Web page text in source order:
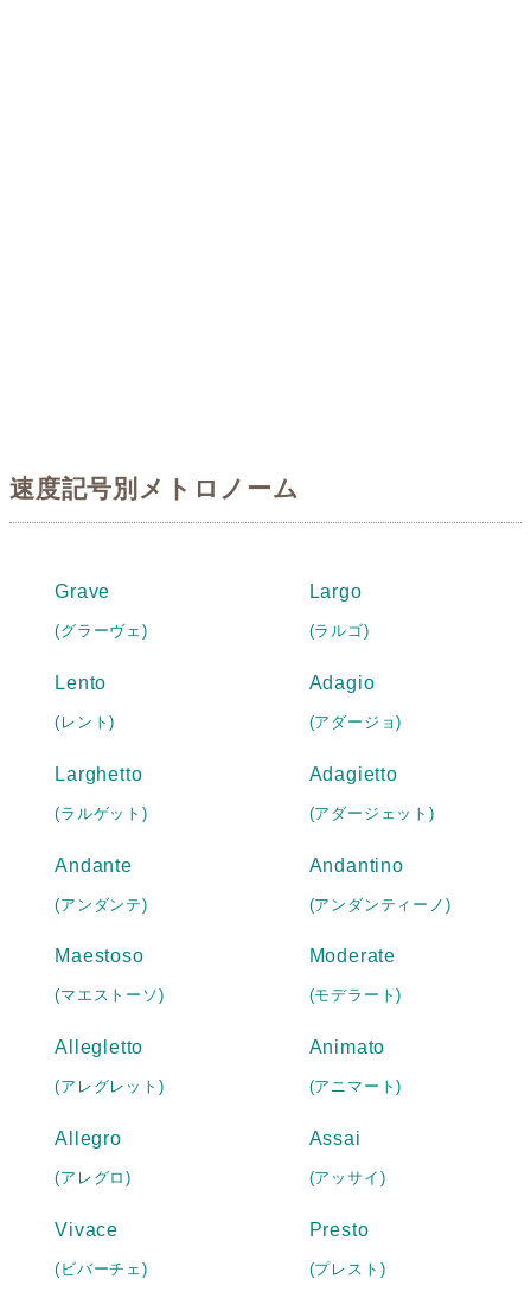
速度記号別メトロノーム
Grave
(グラーヴェ)
Largo
(ラルゴ)
Lento
(レント)
Adagio
(アダージョ)
Larghetto
(ラルゲット)
Adagietto
(アダージェット)
Andante
(アンダンテ)
Andantino
(アンダンティーノ)
Maestoso
(マエストーソ)
Moderate
(モデラート)
Allegletto
(アレグレット)
Animato
(アニマート)
Allegro
(アレグロ)
Assai
(アッサイ)
Vivace
(ビバーチェ)
Presto
(プレスト)